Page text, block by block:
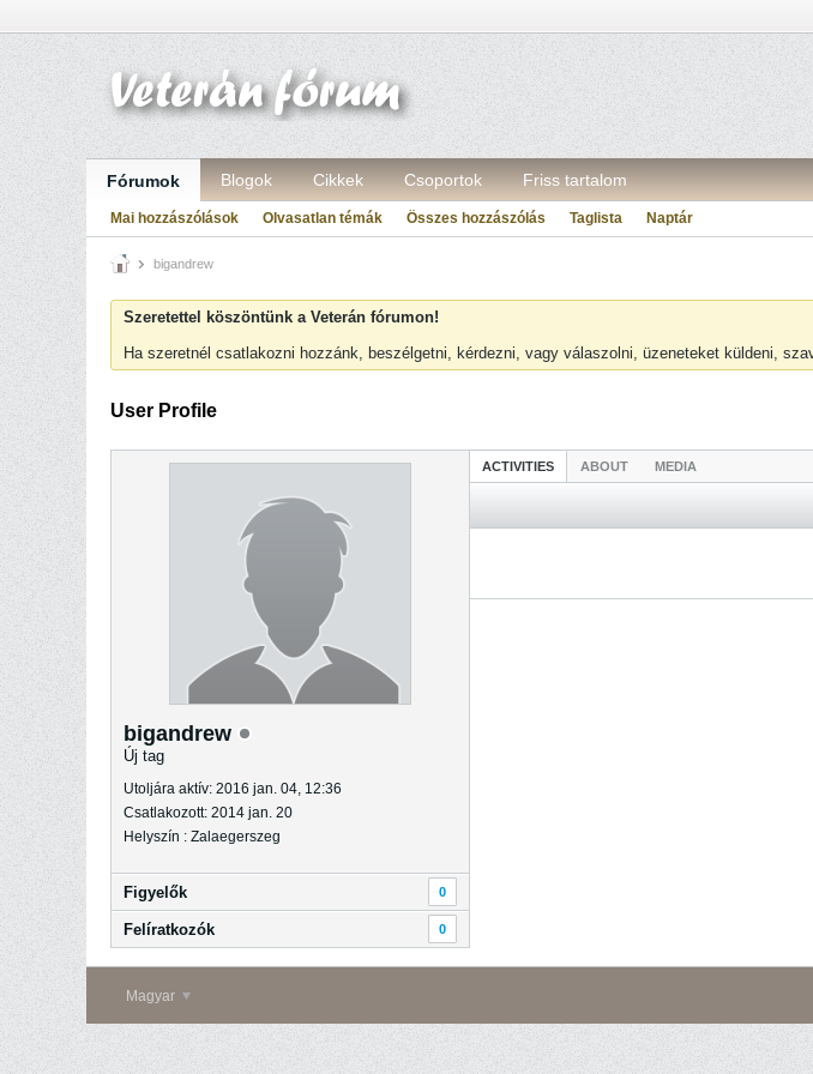
Fórumok Blogok Cikkek Csoportok Friss tartalom
Mai hozzászólások Olvasatlan témák Összes hozzászólás Taglista Naptár
bigandrew
Szeretettel köszöntünk a Veterán fórumon!
Ha szeretnél csatlakozni hozzánk, beszélgetni, kérdezni, vagy válaszolni, üzeneteket küldeni,
User Profile
bigandrew
Új tag
Utoljára aktív: 2016 jan. 04, 12:36
Csatlakozott: 2014 jan. 20
Helyszín : Zalaegerszeg
Figyelők 0
Felíratkozók 0
ACTIVITIES ABOUT MEDIA
Magyar